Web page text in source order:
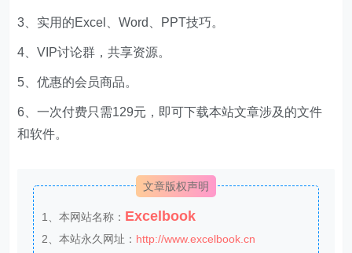
3、实用的Excel、Word、PPT技巧。
4、VIP讨论群，共享资源。
5、优惠的会员商品。
6、一次付费只需129元，即可下载本站文章涉及的文件
和软件。
文章版权声明
1、本网站名称： Excelbook
2、本站永久网址： http://www.excelbook.cn